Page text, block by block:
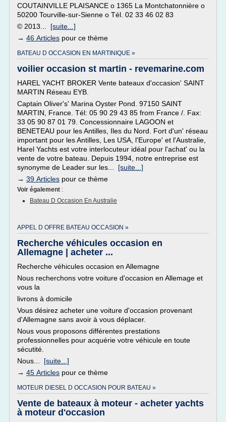
COUTAINVILLE PLAISANCE o 1365 La Montchatonnière o
50200 Tourville-sur-Sienne o Tél. 02 33 46 02 83
© 2013... [suite...]
→ 46 Articles pour ce thème
BATEAU D OCCASION EN MARTINIQUE »
voilier occasion st martin - revemarine.com
HAREL YACHT BROKER Vente bateaux d'occasion' SAINT
MARTIN Réseau EYB.
Captain Oliver's' Marina Oyster Pond. 97150 SAINT
MARTIN, France. Tél: 05 90 29 43 85 from France /. Fax:
33 05 90 87 01 79. Concessionnaire LAGOON et
BENETEAU pour les Antilles, Iles du Nord. Fort d'un' réseau
important pour les Antilles, Les USA, l'Europe' et l'Australie,
Harel Yachts est votre interlocuteur idéal pour l'achat' ou la
vente de votre bateau. Depuis 1994, notre entreprise est
synonyme de Leader sur les... [suite...]
→ 39 Articles pour ce thème
Voir également :
Bateau D Occasion En Australie
APPEL D OFFRE BATEAU OCCASION »
Recherche véhicules occasion en
Allemagne | acheter ...
Recherche véhicules occasion en Allemagne
Nous recherchons votre voiture d'occasion en Allemage et
vous la
livrons à domicile
Vous désirez acheter une voiture d'occasion provenant
d'Allemagne sans avoir à vous déplacer.
Nous vous proposons différentes prestations
professionnelles pour acquérie votre véhicule en toute
sécutité.
Nous... [suite...]
→ 45 Articles pour ce thème
MOTEUR DIESEL D OCCASION POUR BATEAU »
Vente de bateaux à moteur - acheter yachts
à moteur d'occasion